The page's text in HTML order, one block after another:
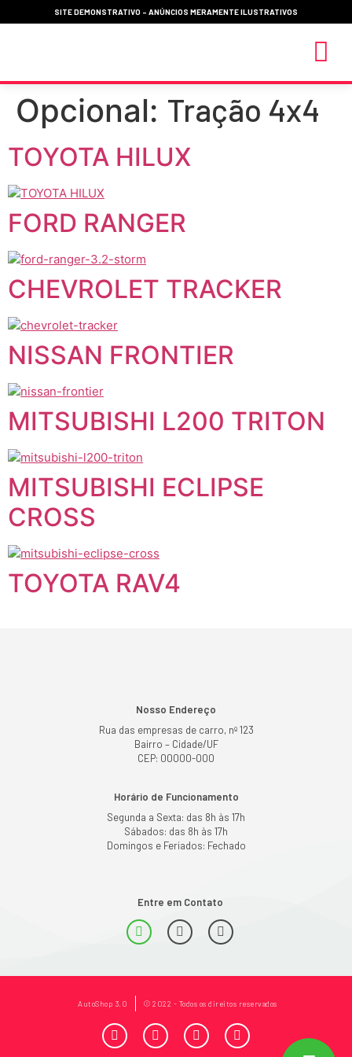
SITE DEMONSTRATIVO - ANÚNCIOS MERAMENTE ILUSTRATIVOS
Opcional: Tração 4x4
TOYOTA HILUX
FORD RANGER
CHEVROLET TRACKER
NISSAN FRONTIER
MITSUBISHI L200 TRITON
MITSUBISHI ECLIPSE
CROSS
TOYOTA RAV4
Nosso Endereço
Rua das empresas de carro, nº 123
Bairro – Cidade/UF
CEP: 00000-000
Horário de Funcionamento
Segunda a Sexta: das 8h às 17h
Sábados: das 8h às 17h
Domingos e Feriados: Fechado
Entre em Contato
AutoShop 3.0 © 2022 - Todos os direitos reservados